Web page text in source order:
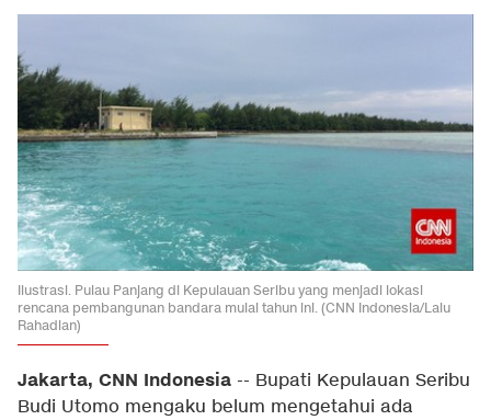
Ilustrasi. Pulau Panjang di Kepulauan Seribu yang menjadi lokasi
rencana pembangunan bandara mulai tahun ini. (CNN Indonesia/Lalu
Rahadian)
Jakarta, CNN Indonesia -- Bupati Kepulauan Seribu
Budi Utomo mengaku belum mengetahui ada